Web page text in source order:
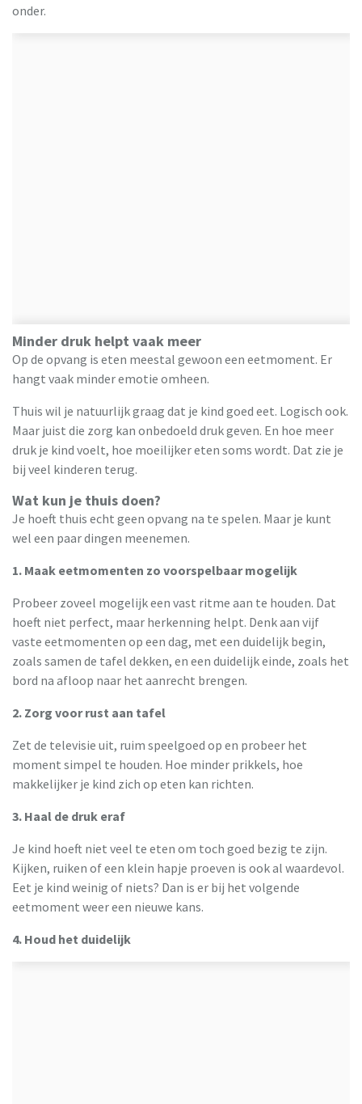
onder.
Minder druk helpt vaak meer
Op de opvang is eten meestal gewoon een eetmoment. Er
hangt vaak minder emotie omheen.
Thuis wil je natuurlijk graag dat je kind goed eet. Logisch ook.
Maar juist die zorg kan onbedoeld druk geven. En hoe meer
druk je kind voelt, hoe moeilijker eten soms wordt. Dat zie je
bij veel kinderen terug.
Wat kun je thuis doen?
Je hoeft thuis echt geen opvang na te spelen. Maar je kunt
wel een paar dingen meenemen.
1. Maak eetmomenten zo voorspelbaar mogelijk
Probeer zoveel mogelijk een vast ritme aan te houden. Dat
hoeft niet perfect, maar herkenning helpt. Denk aan vijf
vaste eetmomenten op een dag, met een duidelijk begin,
zoals samen de tafel dekken, en een duidelijk einde, zoals het
bord na afloop naar het aanrecht brengen.
2. Zorg voor rust aan tafel
Zet de televisie uit, ruim speelgoed op en probeer het
moment simpel te houden. Hoe minder prikkels, hoe
makkelijker je kind zich op eten kan richten.
3. Haal de druk eraf
Je kind hoeft niet veel te eten om toch goed bezig te zijn.
Kijken, ruiken of een klein hapje proeven is ook al waardevol.
Eet je kind weinig of niets? Dan is er bij het volgende
eetmoment weer een nieuwe kans.
4. Houd het duidelijk